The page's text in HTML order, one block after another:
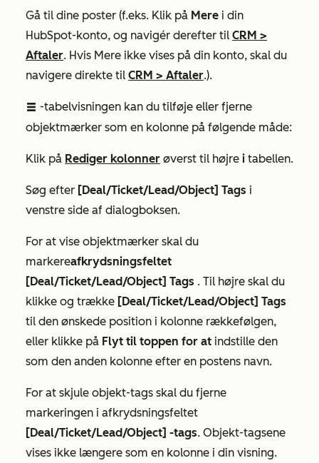
Gå til dine poster (f.eks. Klik på Mere i din
HubSpot-konto, og navigér derefter til CRM >
Aftaler. Hvis Mere ikke vises på din konto, skal du
navigere direkte til CRM > Aftaler.).
listView -tabelvisningen kan du tilføje eller fjerne
objektmærker som en kolonne på følgende måde:
Klik på Rediger kolonner øverst til højre i tabellen.
Søg efter [Deal/Ticket/Lead/Object] Tags i
venstre side af dialogboksen.
For at vise objektmærker skal du
markereafkrydsningsfeltet
[Deal/Ticket/Lead/Object] Tags . Til højre skal du
klikke og trække [Deal/Ticket/Lead/Object] Tags
til den ønskede position i kolonne rækkefølgen,
eller klikke på Flyt til toppen for at indstille den
som den anden kolonne efter en postens navn.
For at skjule objekt-tags skal du fjerne
markeringen i afkrydsningsfeltet
[Deal/Ticket/Lead/Object] -tags. Objekt-tagsene
vises ikke længere som en kolonne i din visning.